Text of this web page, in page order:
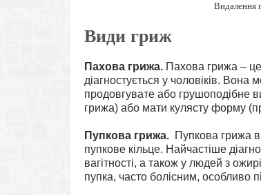
Видалення
Види гриж
Пахова грижа. Пахова грижа –
діагностується у чоловіків.
продовгувате або грушоподібне
грижа) або мати кулясту форму
Пупкова грижа. Пупкова грижа
пупкове кільце. Найчастіше
вагітності, а також у людей з
пупка, часто болісним, особливо